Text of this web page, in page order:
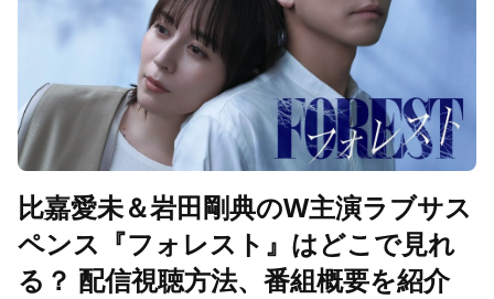
比嘉愛未＆岩田剛典のW主演ラブサス
ペンス『フォレスト』はどこで見れ
る？ 配信視聴方法、番組概要を紹介